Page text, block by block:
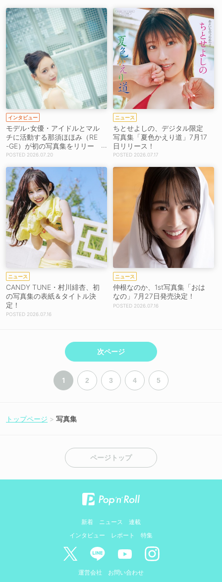
インタビュー
モデル･女優・アイドルとマル
チに活動する那須ほほみ（RE
-GE）が初の写真集をリリー
ス【インタビュー】
2026.07.20
ニュース
ちとせよしの、デジタル限定
写真集「夏色かえり道」7月17
日リリース！
2026.07.17
ニュース
CANDY TUNE・村川緋杏、初
の写真集の表紙＆タイトル決
定！
2026.07.16
ニュース
仲根なのか、1st写真集「おは
なの」7月27日発売決定！
2026.07.16
次ページ
1 2 3 4 5
トップページ 写真集
ページトップ
新着 ニュース
連載
インタビュー
レポート 特集
運営会社 お問い合わせ